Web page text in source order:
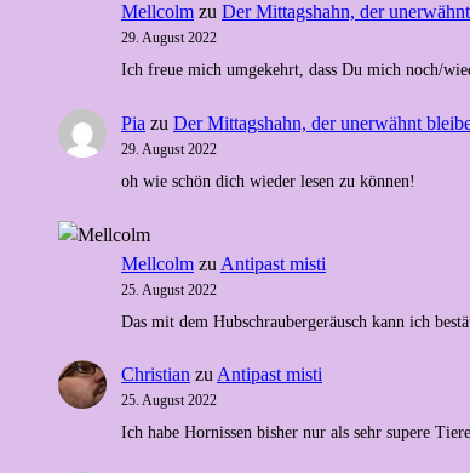
Mellcolm zu Der Mittagshahn, der
29. August 2022
Ich freue mich umgekehrt, dass Du mich noch/
Pia zu Der Mittagshahn, der unerwähnt
29. August 2022
oh wie schön dich wieder lesen zu können!
Mellcolm zu Antipast misti
25. August 2022
Das mit dem Hubschraubergeräusch kann ich
Christian zu Antipast misti
25. August 2022
Ich habe Hornissen bisher nur als sehr supere